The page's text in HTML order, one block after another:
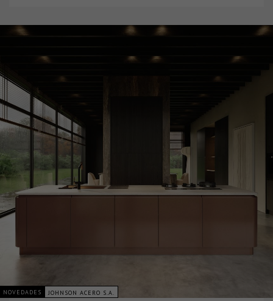
NOVEDADES JOHNSON ACERO S.A.